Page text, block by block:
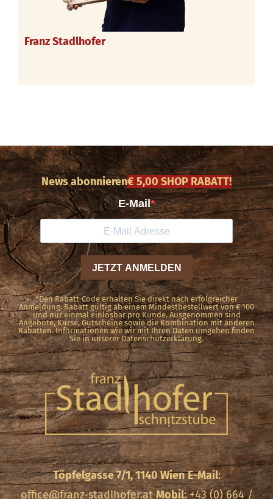
Franz Stadlhofer
News abonnieren€ 5,00 SHOP RABATT!
*Den Rabatt-Code erhalten Sie direkt nach erfolgreicher
Anmeldung. Rabatt gültig ab einem Mindestbestellwert von € 100
und nur einmal einlösbar pro Kunde. Ausgenommen sind
Angebote, Kurse, Gutscheine sowie die Kombination mit anderen
Rabatten. Informationen wie wir mit Ihren Daten umgehen finden
Sie in unserer Datenschutzerklärung.
Töpfelgasse 7/1, 1140 Wien E-Mail:
office@franz-stadlhofer.at Mobil: +43 (0) 664 /